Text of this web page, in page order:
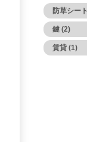
防草シー
鍵 (2)
賃貸 (1)